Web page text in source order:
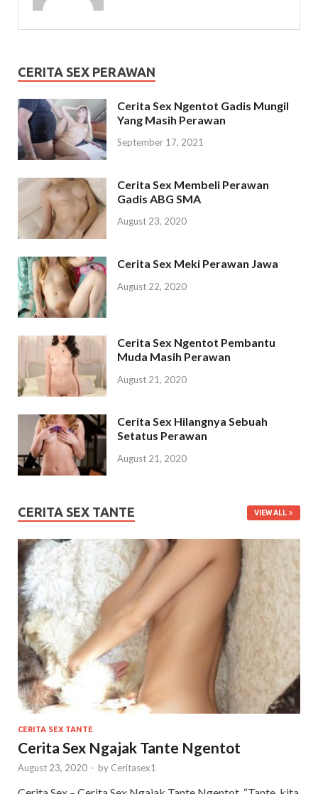
CERITA SEX PERAWAN
Cerita Sex Ngentot Gadis Mungil
Yang Masih Perawan
September 17, 2021
Cerita Sex Membeli Perawan
Gadis ABG SMA
August 23, 2020
Cerita Sex Meki Perawan Jawa
August 22, 2020
Cerita Sex Ngentot Pembantu
Muda Masih Perawan
August 21, 2020
Cerita Sex Hilangnya Sebuah
Setatus Perawan
August 21, 2020
CERITA SEX TANTE VIEW ALL
CERITA SEX TANTE
Cerita Sex Ngajak Tante Ngentot
August 23, 2020 - by Ceritasex1